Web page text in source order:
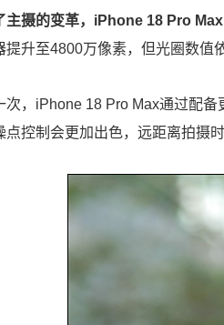
主摄的变革，iPhone 18 Pro
提升至4800万像素，但光圈数值
次，iPhone 18 Pro Max通过配
点控制会更加出色，远距离拍摄